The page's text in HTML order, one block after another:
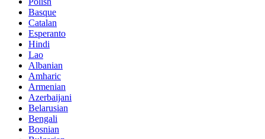
Basque
Catalan
Esperanto
Hindi
Lao
Albanian
Amharic
Armenian
Azerbaijani
Belarusian
Bengali
Bosnian